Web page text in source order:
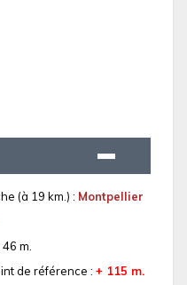
(à 19 km.) : Montpellier
m.
de référence : + 115 m.